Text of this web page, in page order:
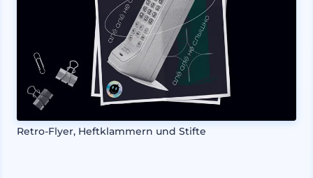
Retro-Flyer, Heftklammern und Stifte